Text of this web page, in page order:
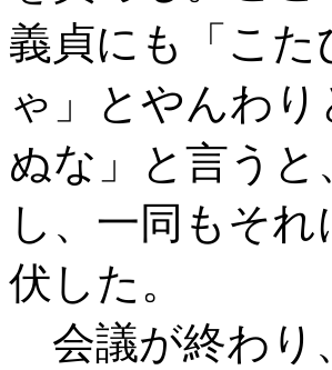
義貞にも「こ
ゃ」とやんわ
ぬな」と言う
し、一同もそ
伏した。
会議が終わり